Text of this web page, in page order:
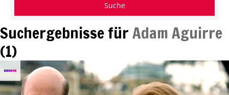
Suchergebnisse fürAdam Aguirre
(1)
Suche